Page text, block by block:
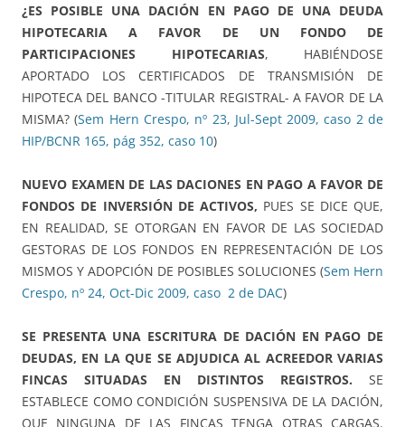
¿ES POSIBLE UNA DACIÓN EN PAGO DE UNA DEUDA
HIPOTECARIA A FAVOR DE UN FONDO DE
PARTICIPACIONES HIPOTECARIAS, HABIÉNDOSE
APORTADO LOS CERTIFICADOS DE TRANSMISIÓN DE
HIPOTECA DEL BANCO -TITULAR REGISTRAL- A FAVOR DE LA
MISMA? (Sem Hern Crespo, nº 23, Jul-Sept 2009, caso 2 de
HIP/BCNR 165, pág 352, caso 10)
NUEVO EXAMEN DE LAS DACIONES EN PAGO A FAVOR DE
FONDOS DE INVERSIÓN DE ACTIVOS, PUES SE DICE QUE,
EN REALIDAD, SE OTORGAN EN FAVOR DE LAS SOCIEDAD
GESTORAS DE LOS FONDOS EN REPRESENTACIÓN DE LOS
MISMOS Y ADOPCIÓN DE POSIBLES SOLUCIONES (Sem Hern
Crespo, nº 24, Oct-Dic 2009, caso 2 de DAC)
SE PRESENTA UNA ESCRITURA DE DACIÓN EN PAGO DE
DEUDAS, EN LA QUE SE ADJUDICA AL ACREEDOR VARIAS
FINCAS SITUADAS EN DISTINTOS REGISTROS. SE
ESTABLECE COMO CONDICIÓN SUSPENSIVA DE LA DACIÓN,
QUE NINGUNA DE LAS FINCAS TENGA OTRAS CARGAS.